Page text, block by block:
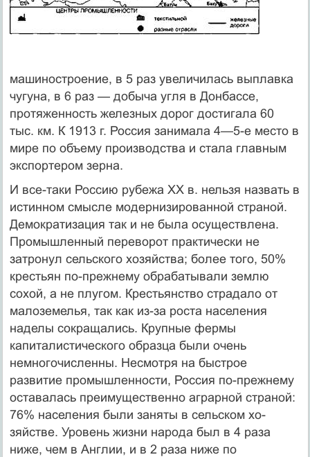
машиностроение, в 5 раз увеличилась выплавка
чугу­на, в 6 раз — добыча угля в Донбассе,
протяженность железных дорог достигала 60
тыс. км. К 1913 г. Рос­сия занимала 4—5-е место в
мире по объему производ­ства и стала главным
экспортером зерна.
И все-таки Россию рубежа XX в. нельзя назвать в
истинном смысле модернизированной страной.
Демок­ратизация так и не была осуществлена.
Промышлен­ный переворот практически не
затронул сельского хо­зяйства; более того, 50%
крестьян по-прежнему обра­батывали землю
сохой, а не плугом. Крестьянство страдало от
малоземелья, так как из-за роста населе­ния
наделы сокращались. Крупные фермы
капиталис­тического образца были очень
немногочисленны. Не­смотря на быстрое
развитие промышленности, Россия по-прежнему
оставалась преимущественно аграрной страной:
76% населения были заняты в сельском хо­
зяйстве. Уровень жизни народа был в 4 раза
ниже, чем в Англии, и в 2 раза ниже по